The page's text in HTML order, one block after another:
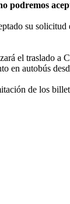
podremos
su solicitud
el traslado
en autobús
de los